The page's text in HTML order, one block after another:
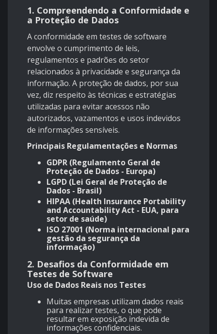
1. Compreendendo a Conformidade e
a Proteção de Dados
A conformidade em testes de software
envolve o cumprimento de leis,
regulamentos e padrões do setor
relacionados à privacidade e segurança da
informação. A proteção de dados, por sua
vez, diz respeito às técnicas e estratégias
utilizadas para evitar acessos não
autorizados, vazamentos e usos indevidos
de informações sensíveis.
Principais Regulamentações e Normas
GDPR (Regulamento Geral de
Proteção de Dados - Europa)
LGPD (Lei Geral de Proteção de
Dados - Brasil)
HIPAA (Health Insurance Portability
and Accountability Act - EUA, para
setor de saúde)
ISO 27001 (Norma internacional para
gestão da segurança da
informação)
2. Desafios da Conformidade em
Testes de Software
Uso de Dados Reais nos Testes
Muitas empresas utilizam dados reais
para realizar testes, o que pode
resultar em exposição indevida de
informações confidenciais.